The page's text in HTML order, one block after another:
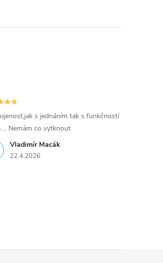
Vladimír Macák
22.4.2026
s jednáním tak s funkčností
Nemám co vytknout